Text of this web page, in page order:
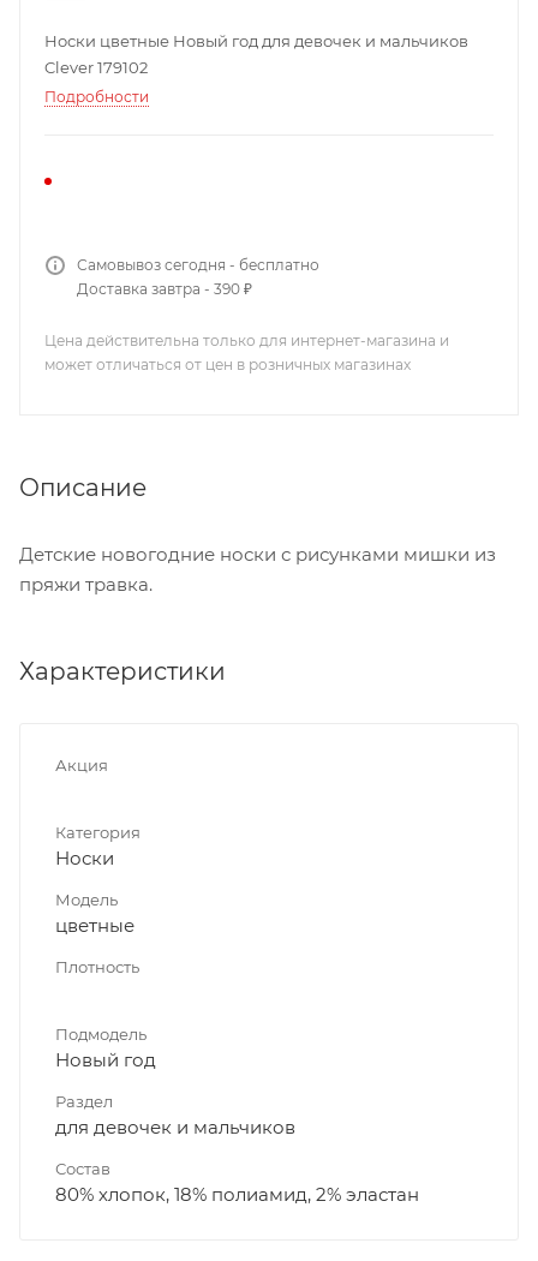
Носки цветные Новый год для девочек и мальчиков
Clever 179102
Подробности
Самовывоз сегодня - бесплатно
Доставка завтра - 390 ₽
Цена действительна только для интернет-магазина и
может отличаться от цен в розничных магазинах
Описание
Детские новогодние носки с рисунками мишки из
пряжи травка.
Характеристики
Акция
Категория
Носки
Модель
цветные
Плотность
Подмодель
Новый год
Раздел
для девочек и мальчиков
Состав
80% хлопок, 18% полиамид, 2% эластан